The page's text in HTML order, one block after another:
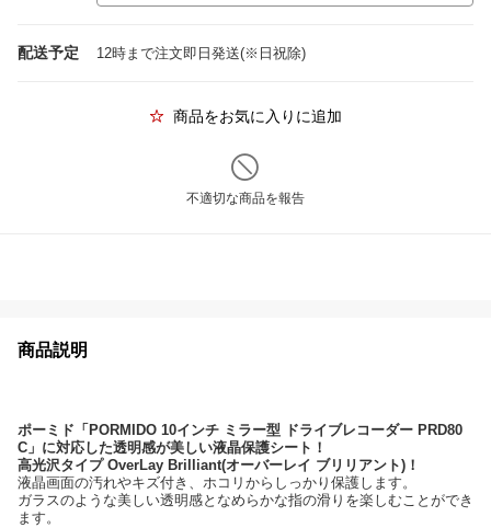
配送予定 12時まで注文即日発送(※日祝除)
商品をお気に入りに追加
不適切な商品を報告
商品説明
ポーミド「PORMIDO 10インチ ミラー型 ドライブレコーダー PRD80
C」に対応した透明感が美しい液晶保護シート！
高光沢タイプ OverLay Brilliant(オーバーレイ ブリリアント)！
液晶画面の汚れやキズ付き、ホコリからしっかり保護します。
ガラスのような美しい透明感となめらかな指の滑りを楽しむことができ
ます。